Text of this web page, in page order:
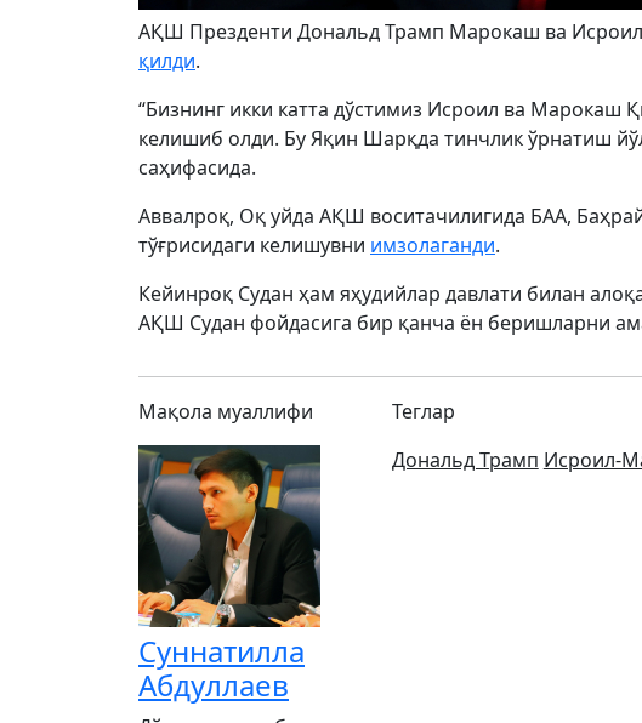
АҚШ Презденти Дональд Трамп Марокаш ва Исроил
қилди.
“Бизнинг икки катта дўстимиз Исроил ва Марокаш
келишиб олди. Бу Яқин Шарқда тинчлик ўрнатиш
саҳифасида.
Аввалроқ, Оқ уйда АҚШ воситачилигида БАА,
тўғрисидаги келишувни имзолаганди.
Кейинроқ Судан ҳам яҳудийлар давлати билан
АҚШ Судан фойдасига бир қанча ён беришларни
Мақола муаллифи
Суннатилла
Абдуллаев
Теглар
Дональд Трамп Исроил-